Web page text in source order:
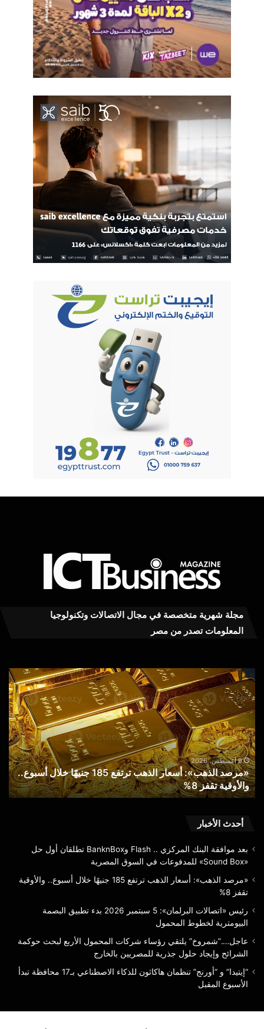
مجلة شهرية متخصصة في مجال الاتصالات وتكنولوجيا
المعلومات تصدر من مصر
«مرصد
الذهب»:
أسعار
الذهب
185
جنيهًا
خلال
أسبوع..
والأوقية
تقفز
9 أغسطس، 2026
«مرصد الذهب»: أسعار الذهب ترتفع 185 جنيهًا خلال أسبوع..
والأوقية تقفز 8%
5
بدء
أحدث الأخبار
بعد موافقة البنك المركزي .. Flash وBanknBox تطلقان أول حل
«Sound Box» للمدفوعات في السوق المصرية
«مرصد الذهب»: أسعار الذهب ترتفع 185 جنيهًا خلال أسبوع.. والأوقية
تقفز 8%
رئيس «اتصالات البرلمان»: 5 سبتمبر 2026 بدء تطبيق البصمة
البيومترية لخطوط المحمول
عاجل….”شمروخ” يلتقي رؤساء شركات المحمول الأربع لبحث حوكمة
الشرائح وإيجاد حلول جذرية للمصريين بالخارج
“إيتيدا” و “أورنج” تنظمان هاكاثون للذكاء الاصطناعي بـ17 محافظة تبدأ
الأسبوع المقبل